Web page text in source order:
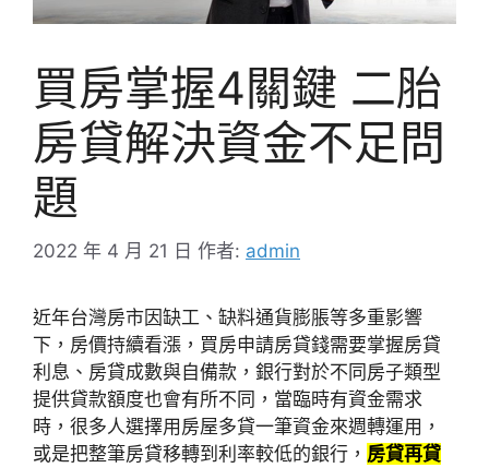
買房掌握4關鍵 二胎
房貸解決資金不足問
題
2022 年 4 月 21 日 作者: admin
近年台灣房市因缺工、缺料通貨膨脹等多重影響
下，房價持續看漲，買房申請房貸錢需要掌握房貸
利息、房貸成數與自備款，銀行對於不同房子類型
提供貸款額度也會有所不同，當臨時有資金需求
時，很多人選擇用房屋多貸一筆資金來週轉運用，
或是把整筆房貸移轉到利率較低的銀行， 房貸再貸